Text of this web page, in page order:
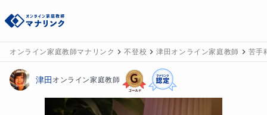
オンライン家庭教師マナリンク 不登校 津田オンライン家庭教師 苦手
津田 オンライン家庭教師